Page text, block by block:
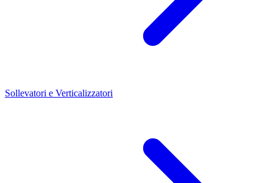
Sollevatori e Verticalizzatori